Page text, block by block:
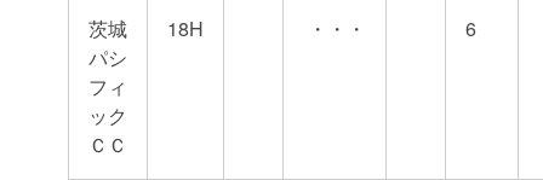
茨城
パシ
フィ
ック
ＣＣ
18H ・・・ 6